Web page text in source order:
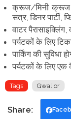
क्रूज/मिनी क्रूज
सत्र, डिनर पार्टी,
वाटर
पर्यटकों के लिए
पार्किंग की सुविधा
पर्यटकों के लिए एक
Tags Gwalior